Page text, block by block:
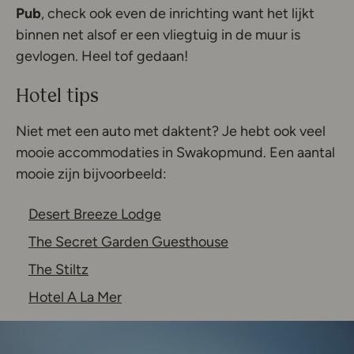
Pub, check ook even de inrichting want het lijkt
binnen net alsof er een vliegtuig in de muur is
gevlogen. Heel tof gedaan!
Hotel tips
Niet met een auto met daktent? Je hebt ook veel
mooie accommodaties in Swakopmund. Een aantal
mooie zijn bijvoorbeeld:
Desert Breeze Lodge
The Secret Garden Guesthouse
The Stiltz
Hotel A La MerDeze link opent in een nieuw tabblad